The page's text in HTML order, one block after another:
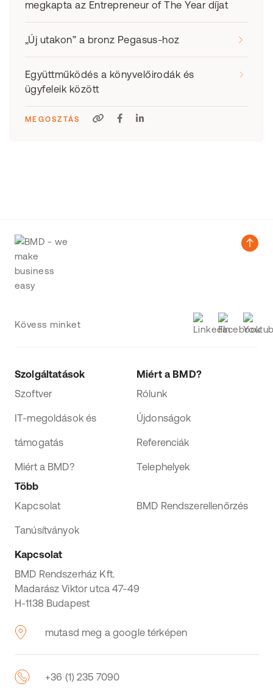
megkapta az Entrepreneur of The Year díjat
„Új utakon” a bronz Pegasus-hoz
Együttműködés a könyvelőirodák és
ügyfeleik között
MEGOSZTÁS
Kövess minket
Szolgáltatások
Szoftver
IT-megoldások és
támogatás
Miért a BMD?
Miért a BMD?
Rólunk
Újdonságok
Referenciák
Telephelyek
Több
Kapcsolat
BMD Rendszerellenőrzés
Tanúsítványok
Kapcsolat
BMD Rendszerház Kft.
Madarász Viktor utca 47-49
H-1138 Budapest
mutasd meg a google térképen
+36 (1) 235 7090